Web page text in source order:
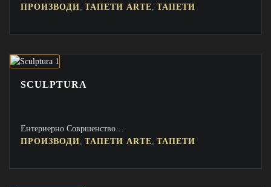
ПРОИЗВОДИ ТАПЕТИ ARTE ТАПЕТИ
SCULPTURA
Ентериерно Совршенство…
ПРОИЗВОДИ ТАПЕТИ ARTE ТАПЕТИ